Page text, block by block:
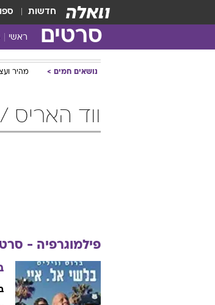
חדשות
סרטים ראשי
נושאים חמים מהיר
ווד האריס / Wood Harris
פילמוגרפיה -